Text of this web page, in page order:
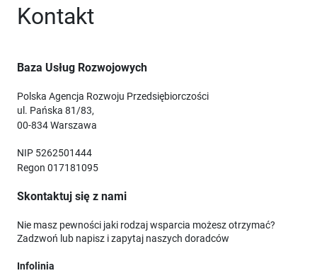
Kontakt
Baza Usług Rozwojowych
Polska Agencja Rozwoju Przedsiębiorczości
ul. Pańska 81/83,
00-834 Warszawa
NIP 5262501444
Regon 017181095
Skontaktuj się z nami
Nie masz pewności jaki rodzaj wsparcia możesz otrzymać?
Zadzwoń lub napisz i zapytaj naszych doradców
Infolinia